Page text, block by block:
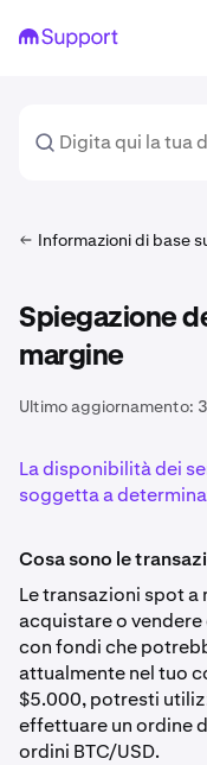
Informazioni di base
Spiegazione
margine
Ultimo aggiornamento:
La disponibilità dei
soggetta a
Cosa sono le
Le transazioni spot
acquistare o
con fondi che
attualmente nel tuo
$5.000, potresti
effettuare un ordine
ordini BTC/USD.